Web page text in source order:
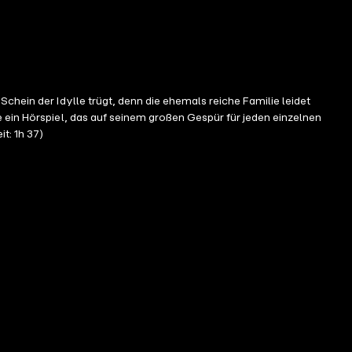
der Idylle trügt, denn die ehemals reiche Familie leidet
Hörspiel, das auf seinem großen Gespür für jeden einzelnen
1h 37)